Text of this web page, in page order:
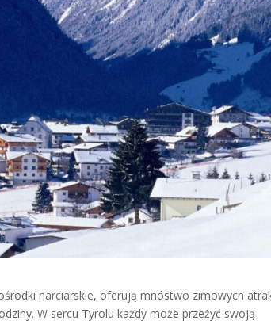
narciarskie, oferują mnóstwo zimowych
W sercu Tyrolu każdy może przeżyć swoją